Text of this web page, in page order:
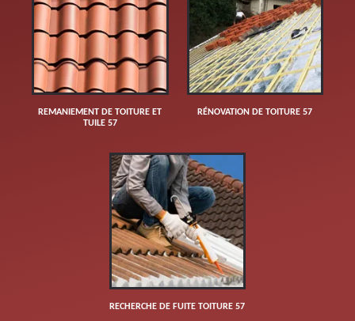
REMANIEMENT DE TOITURE ET
TUILE 57
RÉNOVATION DE TOITURE 57
RECHERCHE DE FUITE TOITURE 57